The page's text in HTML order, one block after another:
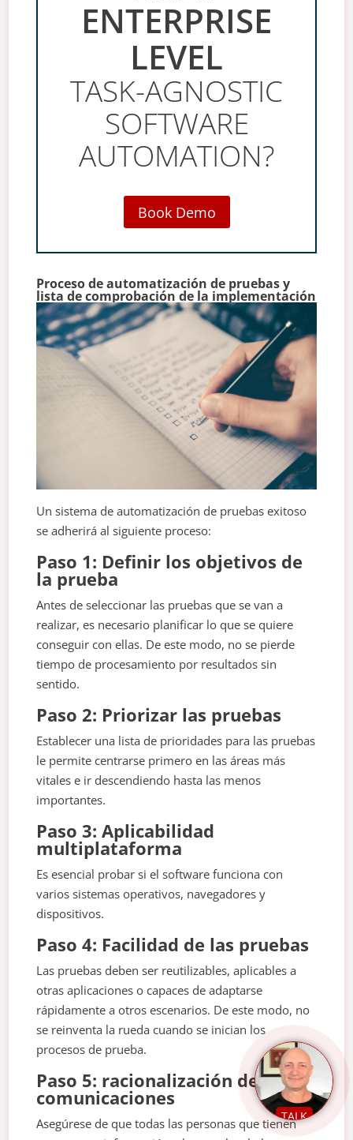
ENTERPRISE
LEVEL
TASK-AGNOSTIC
SOFTWARE
AUTOMATION?
Book Demo
Proceso de automatización de pruebas y
lista de comprobación de la implementación
Un sistema de automatización de pruebas exitoso
se adherirá al siguiente proceso:
Paso 1: Definir los objetivos de
la prueba
Antes de seleccionar las pruebas que se van a
realizar, es necesario planificar lo que se quiere
conseguir con ellas. De este modo, no se pierde
tiempo de procesamiento por resultados sin
sentido.
Paso 2: Priorizar las pruebas
Establecer una lista de prioridades para las pruebas
le permite centrarse primero en las áreas más
vitales e ir descendiendo hasta las menos
importantes.
Paso 3: Aplicabilidad
multiplataforma
Es esencial probar si el software funciona con
varios sistemas operativos, navegadores y
dispositivos.
Paso 4: Facilidad de las pruebas
Las pruebas deben ser reutilizables, aplicables a
otras aplicaciones o capaces de adaptarse
rápidamente a otros escenarios. De este modo, no
se reinventa la rueda cuando se inician los
procesos de prueba.
Paso 5: racionalización de las
comunicaciones
Asegúrese de que todas las personas que tienen
TALK